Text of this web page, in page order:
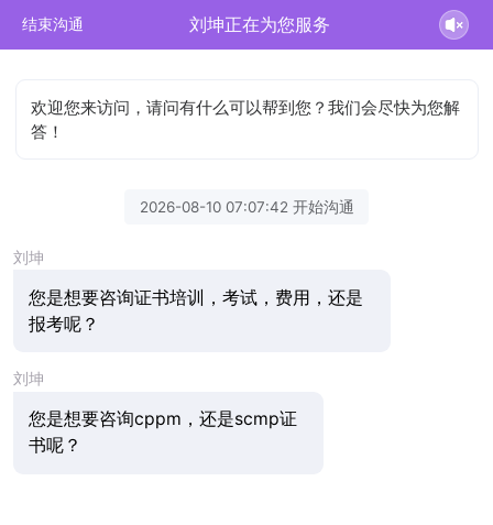
结束沟通 刘坤正在为您服务
欢迎您来访问，请问有什么可以帮到您？我们会尽快为您解
答！
2026-08-10 07:07:42 开始沟通
刘坤
您是想要咨询证书培训，考试，费用，还是
报考呢？
刘坤
您是想要咨询cppm，还是scmp证
书呢？